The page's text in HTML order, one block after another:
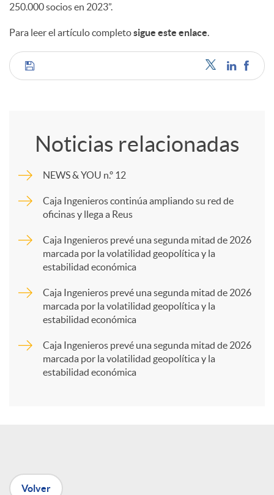
250.000 socios en 2023”.
Para leer el artículo completosigue este enlace.
C
m
p
a
n
Noticias relacionadas
NEWS & YOU n.º 12
Caja Ingenieros continúa ampliando su red de
oficinas y llega a Reus
Caja Ingenieros prevé una segunda mitad de 2026
marcada por la volatilidad geopolítica y la
estabilidad económica
Caja Ingenieros prevé una segunda mitad de 2026
marcada por la volatilidad geopolítica y la
estabilidad económica
Caja Ingenieros prevé una segunda mitad de 2026
marcada por la volatilidad geopolítica y la
estabilidad económica
Volver